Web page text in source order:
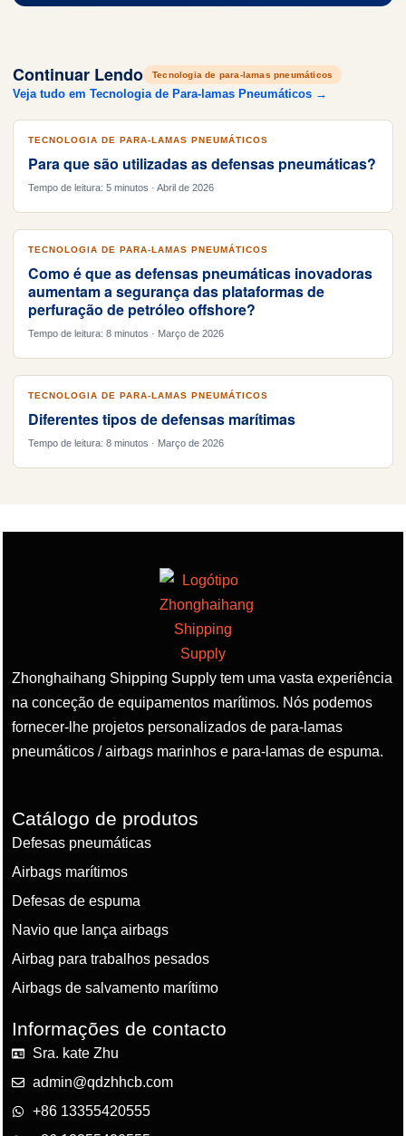
Continuar Lendo Tecnologia de para-lamas pneumáticos
Veja tudo em Tecnologia de Para-lamas Pneumáticos →
TECNOLOGIA DE PARA-LAMAS PNEUMÁTICOS
Para que são utilizadas as defensas pneumáticas?
Tempo de leitura: 5 minutos · Abril de 2026
TECNOLOGIA DE PARA-LAMAS PNEUMÁTICOS
Como é que as defensas pneumáticas inovadoras
aumentam a segurança das plataformas de
perfuração de petróleo offshore?
Tempo de leitura: 8 minutos · Março de 2026
TECNOLOGIA DE PARA-LAMAS PNEUMÁTICOS
Diferentes tipos de defensas marítimas
Tempo de leitura: 8 minutos · Março de 2026
Zhonghaihang Shipping Supply tem uma vasta experiência
na conceção de equipamentos marítimos. Nós podemos
fornecer-lhe projetos personalizados de para-lamas
pneumáticos / airbags marinhos e para-lamas de espuma.
Catálogo de produtos
Defesas pneumáticas
Airbags marítimos
Defesas de espuma
Navio que lança airbags
Airbag para trabalhos pesados
Airbags de salvamento marítimo
Informações de contacto
Sra. kate Zhu
admin@qdzhhcb.com
+86 13355420555